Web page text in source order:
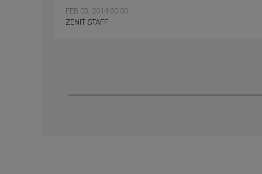
FEB 03, 2014 00:00
ZENIT STAFF